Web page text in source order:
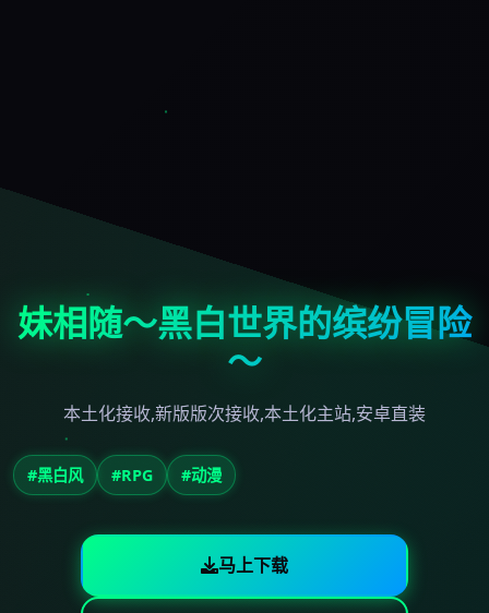
妹相随～黑白世界的缤纷冒险
～
本土化接收,新版版次接收,本土化主站,安卓直装
#黑白风 #RPG #动漫
马上下载